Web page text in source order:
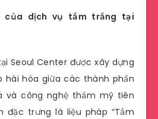
của dịch vụ tắm trắng tại
Seoul Center được xây dựng
hài hòa giữa các thành phần
và công nghệ thẩm mỹ tiên
đặc trưng là liệu pháp “Tắm